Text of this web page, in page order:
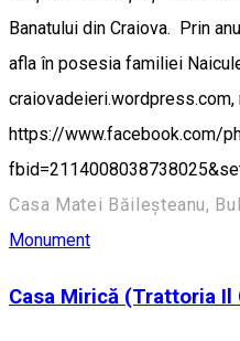
Banatului din Craiova. Prin
afla în posesia familiei
https://www.facebook.com/
Monument
Casa Mirică (Trattoria Il